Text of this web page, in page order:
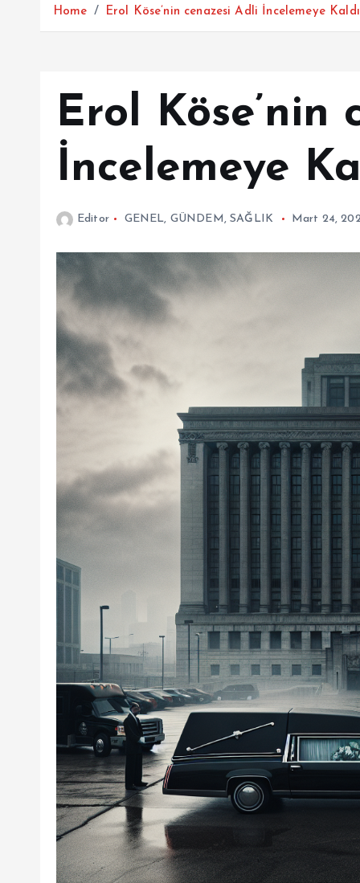
Home Erol Köse’nin cenazesi Adli İncelemeye
Erol Köse’nin
İncelemeye
Editor GENEL, GÜNDEM,SAĞLIK Mart 24,